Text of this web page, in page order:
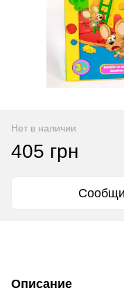
Нет в наличии
405 грн
Описание